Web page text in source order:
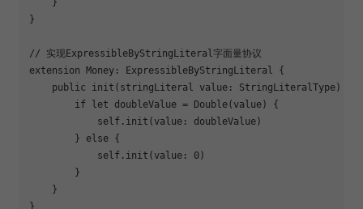
    }
}
// 实现ExpressibleByStringLiteral字面量协议
extension
Money : ExpressibleByStringLiteral
{
public
init (stringLiteral value: StringLiteralType ) {
if
let doubleValue = Double(value) {
self . init (value: doubleValue)
        }
else {
self . init (value: 0 )
        }
    }